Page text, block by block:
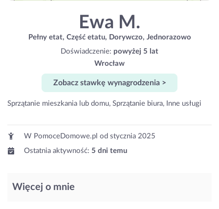
Ewa M.
Pełny etat, Część etatu, Dorywczo, Jednorazowo
Doświadczenie: powyżej 5 lat
Wrocław
Zobacz stawkę wynagrodzenia >
Sprzątanie mieszkania lub domu, Sprzątanie biura, Inne usługi
W PomoceDomowe.pl od stycznia 2025
Ostatnia aktywność: 5 dni temu
Więcej o mnie